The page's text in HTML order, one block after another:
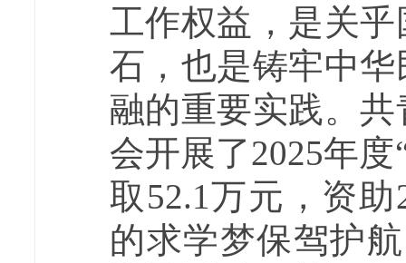
工作权益，是关
石，也是铸牢中
融的重要实践。
会开展了2025年
取52.1万元，资
的求学梦保驾护